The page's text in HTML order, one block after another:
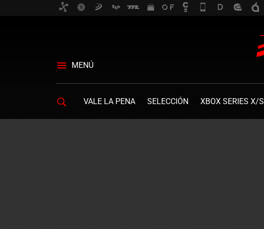
MENÚ
VALE LA PENA SELECCIÓN XBOX SERIES X/S